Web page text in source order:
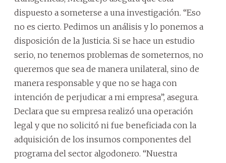
dispuesto a someterse a una investigación. “Eso
no es cierto. Pedimos un análisis y lo ponemos a
disposición de la Justicia. Si se hace un estudio
serio, no tenemos problemas de someternos, no
queremos que sea de manera unilateral, sino de
manera responsable y que no se haga con
intención de perjudicar a mi empresa”, asegura.
Declara que su empresa realizó una operación
legal y que no solicitó ni fue beneficiada con la
adquisición de los insumos componentes del
programa del sector algodonero. “Nuestra